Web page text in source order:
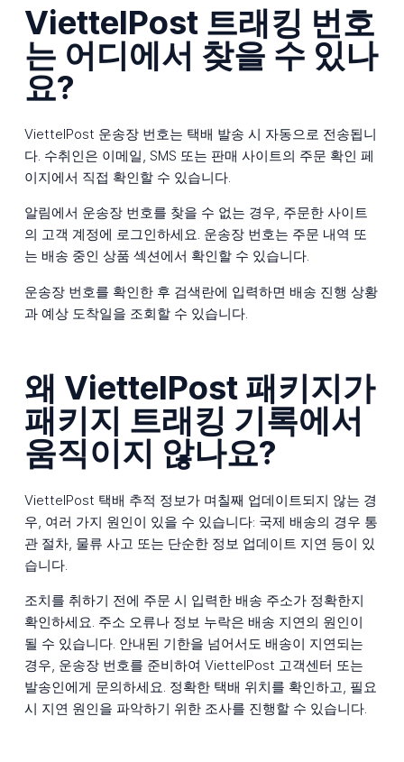
ViettelPost 트래킹 번호
는 어디에서 찾을 수 있나
요?
ViettelPost 운송장 번호는 택배 발송 시 자동으로 전송됩니
다. 수취인은 이메일, SMS 또는 판매 사이트의 주문 확인 페
이지에서 직접 확인할 수 있습니다.
알림에서 운송장 번호를 찾을 수 없는 경우, 주문한 사이트
의 고객 계정에 로그인하세요. 운송장 번호는 주문 내역 또
는 배송 중인 상품 섹션에서 확인할 수 있습니다.
운송장 번호를 확인한 후 검색란에 입력하면 배송 진행 상황
과 예상 도착일을 조회할 수 있습니다.
왜 ViettelPost 패키지가
패키지 트래킹 기록에서
움직이지 않나요?
ViettelPost 택배 추적 정보가 며칠째 업데이트되지 않는 경
우, 여러 가지 원인이 있을 수 있습니다: 국제 배송의 경우 통
관 절차, 물류 사고 또는 단순한 정보 업데이트 지연 등이 있
습니다.
조치를 취하기 전에 주문 시 입력한 배송 주소가 정확한지
확인하세요. 주소 오류나 정보 누락은 배송 지연의 원인이
될 수 있습니다. 안내된 기한을 넘어서도 배송이 지연되는
경우, 운송장 번호를 준비하여 ViettelPost 고객센터 또는
발송인에게 문의하세요. 정확한 택배 위치를 확인하고, 필요
시 지연 원인을 파악하기 위한 조사를 진행할 수 있습니다.